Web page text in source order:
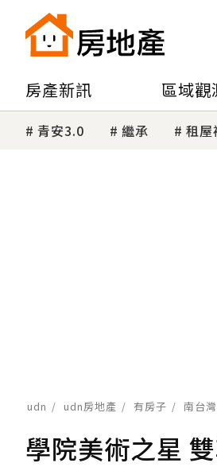
房產新訊 區域觀
青安3.0 繼承 租屋
udn udn房地產 有房子 南台
學院美術之星